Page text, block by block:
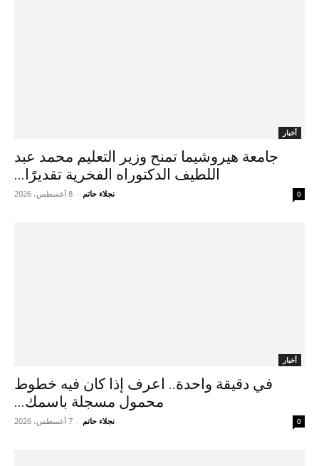
أخبار
جامعة هيروشيما تمنح وزير التعليم محمد عبد
اللطيف الدكتوراه الفخرية تقديرًا...
نجلاء حاتم - 8 أغسطس، 2026 0
أخبار
في دقيقة واحدة.. اعرف إذا كان فيه خطوط
محمول مسجلة باسمك...
نجلاء حاتم - 7 أغسطس، 2026 0